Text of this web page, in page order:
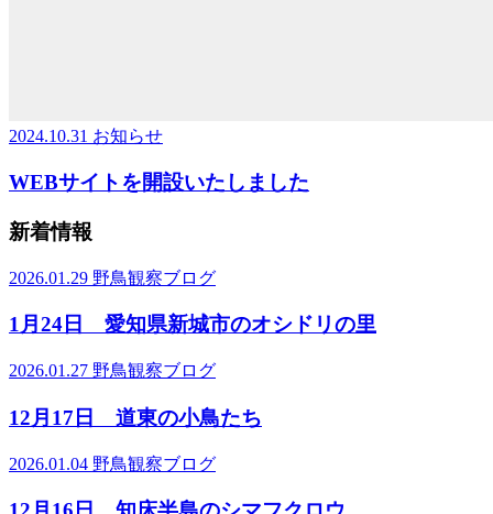
2024.10.31 お知らせ
WEBサイトを開設いたしました
新着情報
2026.01.29 野鳥観察ブログ
1月24日 愛知県新城市のオシドリの里
2026.01.27 野鳥観察ブログ
12月17日 道東の小鳥たち
2026.01.04 野鳥観察ブログ